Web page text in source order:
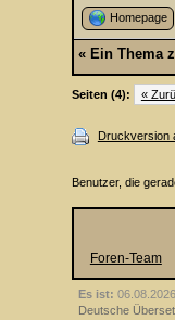
Homepage
« Ein Thema
Seiten (4): «
Druckversion
Benutzer, die
Foren-Team
Es ist:
Deutsche